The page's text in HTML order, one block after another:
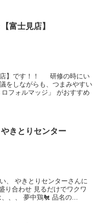
富士見店】
店】です！！ 研修の時にい
をしながらも、つまみやすい
フォルマッジ」 がおすすめ
やきとりセンター
、 やきとりセンターさんに
り合わせ 見るだけでワクワ
、、 夢中鶏🐔 品名の...